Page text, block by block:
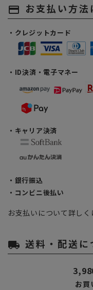
payment お支払い方法
・クレジットカード
・ID決済・電子マネー
・キャリア決済
・銀行振込
・コンビニ後払い
お支払いについて詳しく
local_shipping 送料・配送に
お買